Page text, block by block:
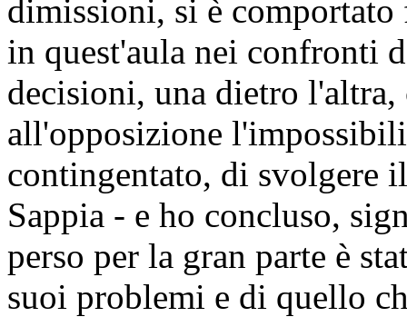
dimissioni, si è comportato
in quest'aula nei confronti
decisioni, una dietro
all'opposizione
contingentato, di svolgere
Sappia - e ho concluso,
perso per la gran parte è
suoi problemi e di quello